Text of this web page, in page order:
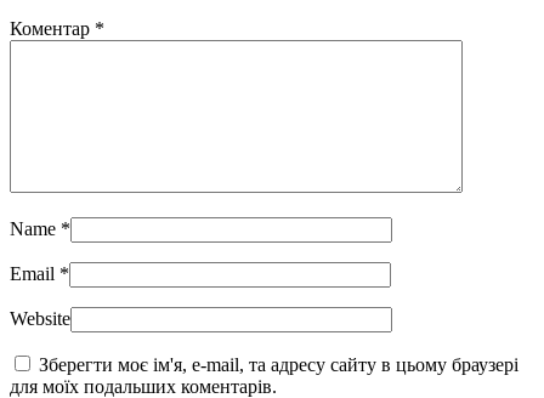
Коментар *
Name *
Email *
Website
Зберегти моє ім'я, e-mail, та адресу сайту в цьому браузері
для моїх подальших коментарів.